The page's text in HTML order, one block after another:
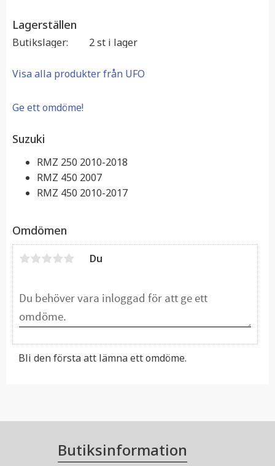
Lagerställen
Butikslager 2 st i lager
Visa alla produkter från UFO
Ge ett omdöme!
Suzuki
RMZ 250 2010-2018
RMZ 450 2007
RMZ 450 2010-2017
Omdömen
Du
Bli den första att lämna ett omdöme.
Butiksinformation